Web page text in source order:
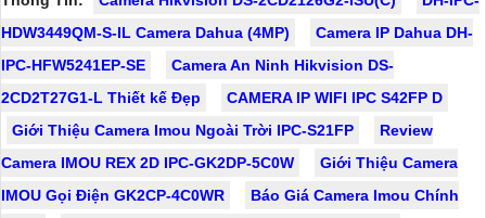
HDW3449QM-S-IL Camera Dahua (4MP)
Camera IP Dahua DH-
IPC-HFW5241EP-SE
Camera An Ninh Hikvision DS-
2CD2T27G1-L Thiết kế Đẹp
CAMERA IP WIFI IPC S42FP D
Giới Thiệu Camera Imou Ngoài Trời IPC-S21FP
Review
Camera IMOU REX 2D IPC-GK2DP-5C0W
Giới Thiệu Camera
IMOU Gọi Điện GK2CP-4C0WR
Báo Giá Camera Imou Chính